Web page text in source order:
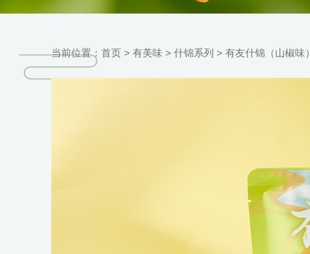
当前位置： 首页 > 有美味 > 什锦系列 > 有友什锦（山椒味）